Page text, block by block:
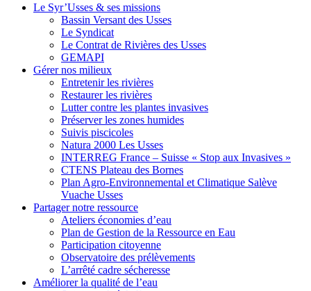
Le Syr’Usses & ses missions
Bassin Versant des Usses
Le Syndicat
Le Contrat de Rivières des Usses
GEMAPI
Gérernos milieux
Entretenir les rivières
Restaurer les rivières
Lutter contre les plantes invasives
Préserver les zones humides
Suivis piscicoles
Natura 2000 Les Usses
INTERREG France – Suisse « Stop aux Invasives »
CTENS Plateau des Bornes
Plan Agro-Environnemental et Climatique Salève
Vuache Usses
Partagernotre ressource
Ateliers économies d’eau
Plan de Gestion de la Ressource en Eau
Participation citoyenne
Observatoire des prélèvements
L’arrêté cadre sécheresse
Améliorerla qualité de l’eau